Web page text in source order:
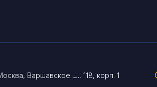
Варшавское ш., 118, корп. 1